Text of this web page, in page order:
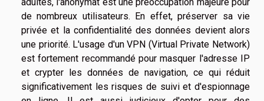
de nombreux utilisateurs. En effet, préserver sa vie
privée et la confidentialité des données devient alors
une priorité. L'usage d'un VPN (Virtual Private Network)
est fortement recommandé pour masquer l'adresse IP
et crypter les données de navigation, ce qui réduit
significativement les risques de suivi et d'espionnage